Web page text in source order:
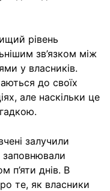
рівень
зв’язком між
у власників.
до своїх
але наскільки це
залучили
заповнювали
п’яти днів. В
те, як власники